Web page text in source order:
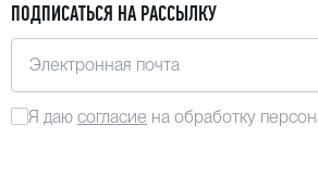
ПОДПИСАТЬСЯ НА РАССЫЛКУ
Электронная почта
Я даю согласие на обработку